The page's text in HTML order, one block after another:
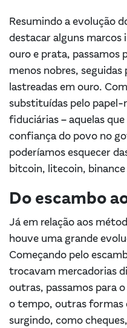
Resumindo a evolução
destacar alguns marcos
ouro e prata, passamos
menos nobres,
lastreadas em ouro.
substituídas pelo papel-
fiduciárias – aquelas
confiança do povo no
poderíamos esquecer
bitcoin, litecoin,
Do escambo
Já em relação aos
houve uma grande
Começando pelo
trocavam mercadorias
outras, passamos para
o tempo, outras formas
surgindo, como